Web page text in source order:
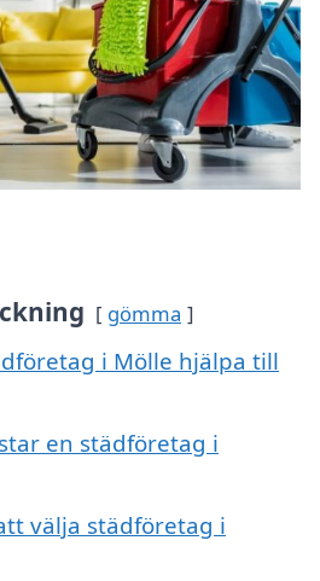
gömma
i Mölle hjälpa till
en städföretag i
välja städföretag i